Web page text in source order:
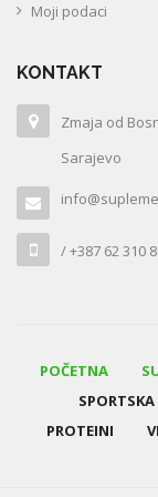
Moji podaci
KONTAKT
Zmaja od
Sarajevo
/ +387 62 310
POČETNA
PROTEINI